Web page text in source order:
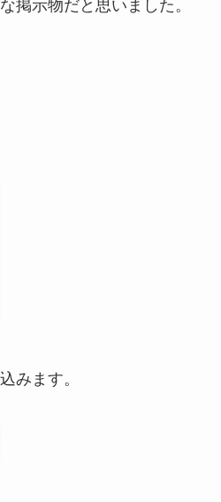
掲示物だと思いました。
みます。